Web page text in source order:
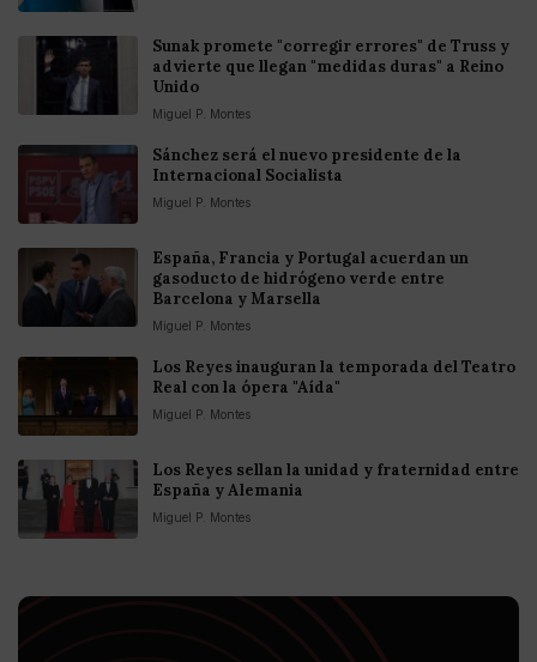
Sunak promete "corregir errores" de Truss y
advierte que llegan "medidas duras" a Reino
Unido
Miguel P. Montes
Sánchez será el nuevo presidente de la
Internacional Socialista
Miguel P. Montes
España, Francia y Portugal acuerdan un
gasoducto de hidrógeno verde entre
Barcelona y Marsella
Miguel P. Montes
Los Reyes inauguran la temporada del Teatro
Real con la ópera "Aída"
Miguel P. Montes
Los Reyes sellan la unidad y fraternidad entre
España y Alemania
Miguel P. Montes